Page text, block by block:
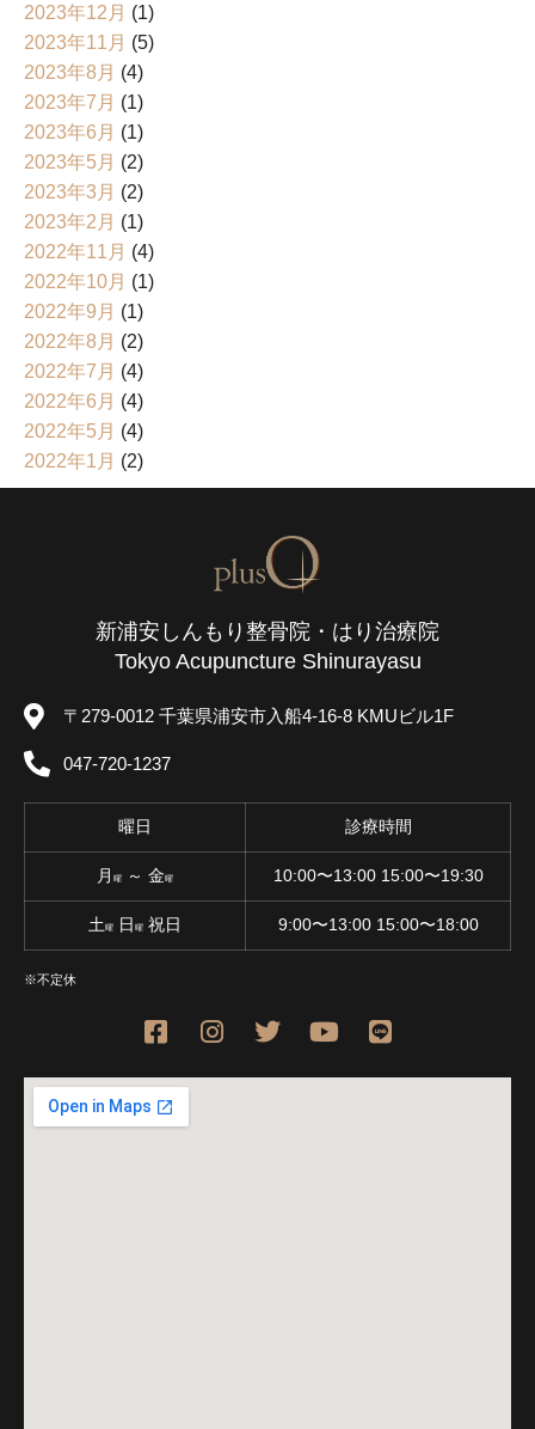
2023年12月 (1)
2023年11月 (5)
2023年8月 (4)
2023年7月 (1)
2023年6月 (1)
2023年5月 (2)
2023年3月 (2)
2023年2月 (1)
2022年11月 (4)
2022年10月 (1)
2022年9月 (1)
2022年8月 (2)
2022年7月 (4)
2022年6月 (4)
2022年5月 (4)
2022年1月 (2)
新浦安しんもり整骨院・はり治療院
Tokyo Acupuncture Shinurayasu
〒279-0012 千葉県浦安市入船4-16-8 KMUビル1F
047-720-1237
曜日 診療時間
月 曜 ～ 金 曜 10:00〜13:00 15:00〜19:30
土曜 日 曜 祝日 9:00〜13:00 15:00〜18:00
※不定休